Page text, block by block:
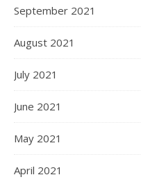
September 2021
August 2021
July 2021
June 2021
May 2021
April 2021